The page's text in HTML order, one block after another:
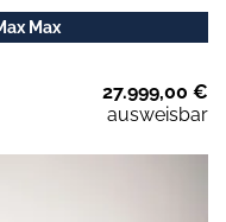
Max
27.999,00 €
ausweisbar